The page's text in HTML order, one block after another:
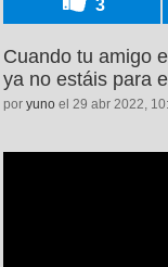
3
Cuando tu amigo
ya no estáis para
por yuno el 29 abr 2022,